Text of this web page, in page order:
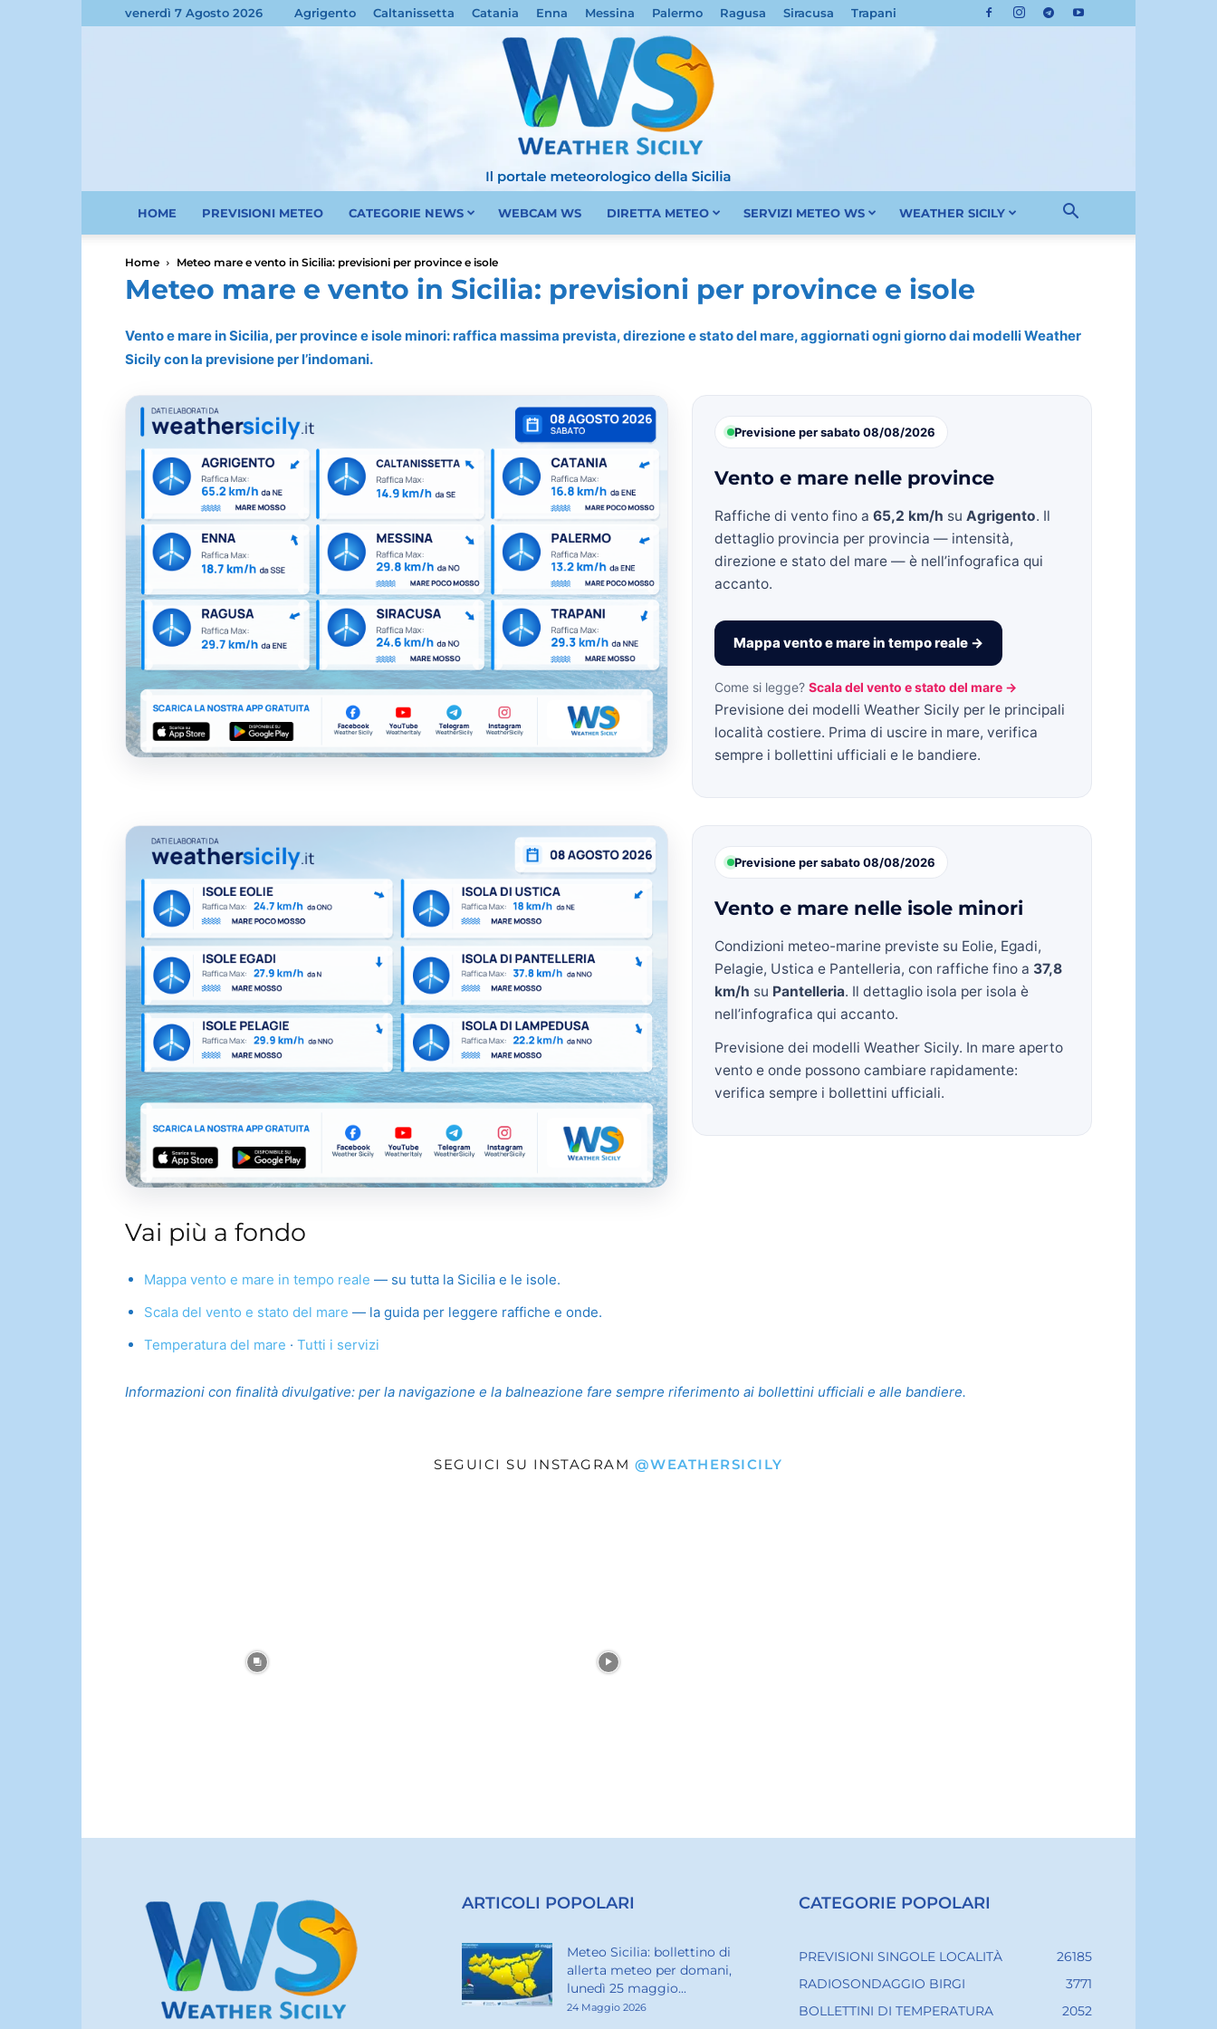
venerdì 7 Agosto 2026 Agrigento Caltanissetta Catania Enna Messina Palermo Ragusa Siracusa Trapani
Weather
Sicily.it
HOME PREVISIONI METEO CATEGORIE NEWS WEBCAM WS DIRETTA METEO SERVIZI METEO WS WEATHER SICILY
Home Meteo mare e vento in Sicilia: previsioni per province e isole
Meteo mare e vento in Sicilia: previsioni per province e isole
Vento e mare in Sicilia, per province e isole minori: raffica massima prevista, direzione e stato del mare, aggiornati ogni giorno dai modelli Weather
Sicily con la previsione per l’indomani.
Previsione per sabato 08/08/2026
Vento e mare nelle province
Raffiche di vento fino a 65,2 km/h su Agrigento. Il
dettaglio provincia per provincia — intensità,
direzione e stato del mare — è nell’infografica qui
accanto.
Mappa vento e mare in tempo reale →
Come si legge? Scala del vento e stato del mare →
Previsione dei modelli Weather Sicily per le principali
località costiere. Prima di uscire in mare, verifica
sempre i bollettini ufficiali e le bandiere.
Previsione per sabato 08/08/2026
Vento e mare nelle isole minori
Condizioni meteo-marine previste su Eolie, Egadi,
Pelagie, Ustica e Pantelleria, con raffiche fino a 37,8
km/h su Pantelleria. Il dettaglio isola per isola è
nell’infografica qui accanto.
Previsione dei modelli Weather Sicily. In mare aperto
vento e onde possono cambiare rapidamente:
verifica sempre i bollettini ufficiali.
Vai più a fondo
Mappa vento e mare in tempo reale — su tutta la Sicilia e le isole.
Scala del vento e stato del mare — la guida per leggere raffiche e onde.
Temperatura del mare · Tutti i servizi
Informazioni con finalità divulgative: per la navigazione e la balneazione fare sempre riferimento ai bollettini ufficiali e alle bandiere.
SEGUICI SU INSTAGRAM @WEATHERSICILY
ARTICOLI POPOLARI
Meteo Sicilia: bollettino di
allerta meteo per domani,
lunedì 25 maggio...
24 Maggio 2026
CATEGORIE POPOLARI
PREVISIONI SINGOLE LOCALITÀ
26185
RADIOSONDAGGIO BIRGI
3771
BOLLETTINI DI TEMPERATURA
2052